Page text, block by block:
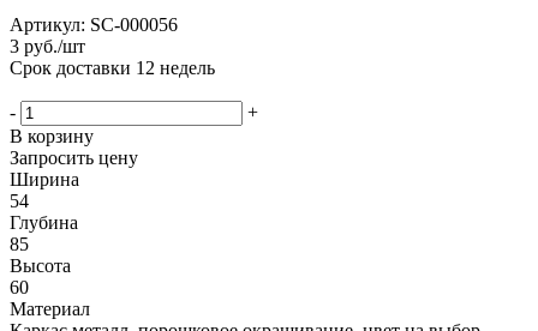
Артикул: SC-000056
3 руб./шт
Срок доставки 12 недель
-
+
В корзину
Запросить цену
Ширина
54
Глубина
85
Высота
60
Материал